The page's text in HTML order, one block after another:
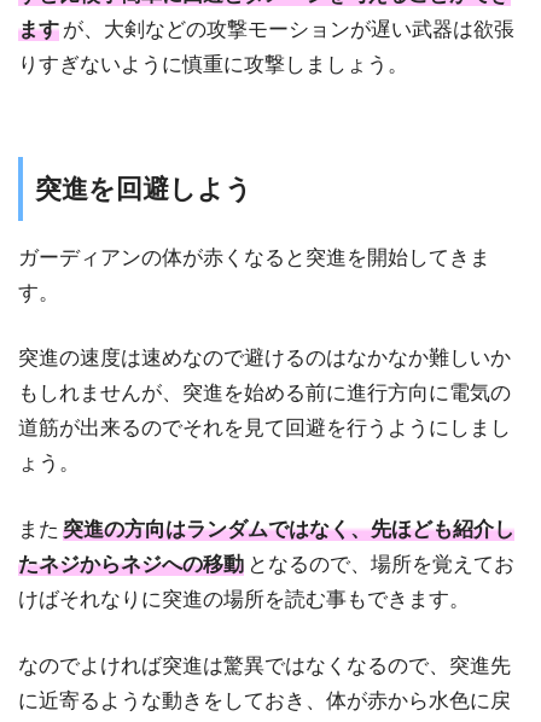
ます が、大剣などの攻撃モーションが遅い武器は欲張
りすぎないように慎重に攻撃しましょう。
突進を回避しよう
ガーディアンの体が赤くなると突進を開始してきま
す。
突進の速度は速めなので避けるのはなかなか難しいか
もしれませんが、突進を始める前に進行方向に電気の
道筋が出来るのでそれを見て回避を行うようにしまし
ょう。
また 突進の方向はランダムではなく、先ほども紹介し
たネジからネジへの移動 となるので、場所を覚えてお
けばそれなりに突進の場所を読む事もできます。
なのでよければ突進は驚異ではなくなるので、突進先
に近寄るような動きをしておき、体が赤から水色に戻